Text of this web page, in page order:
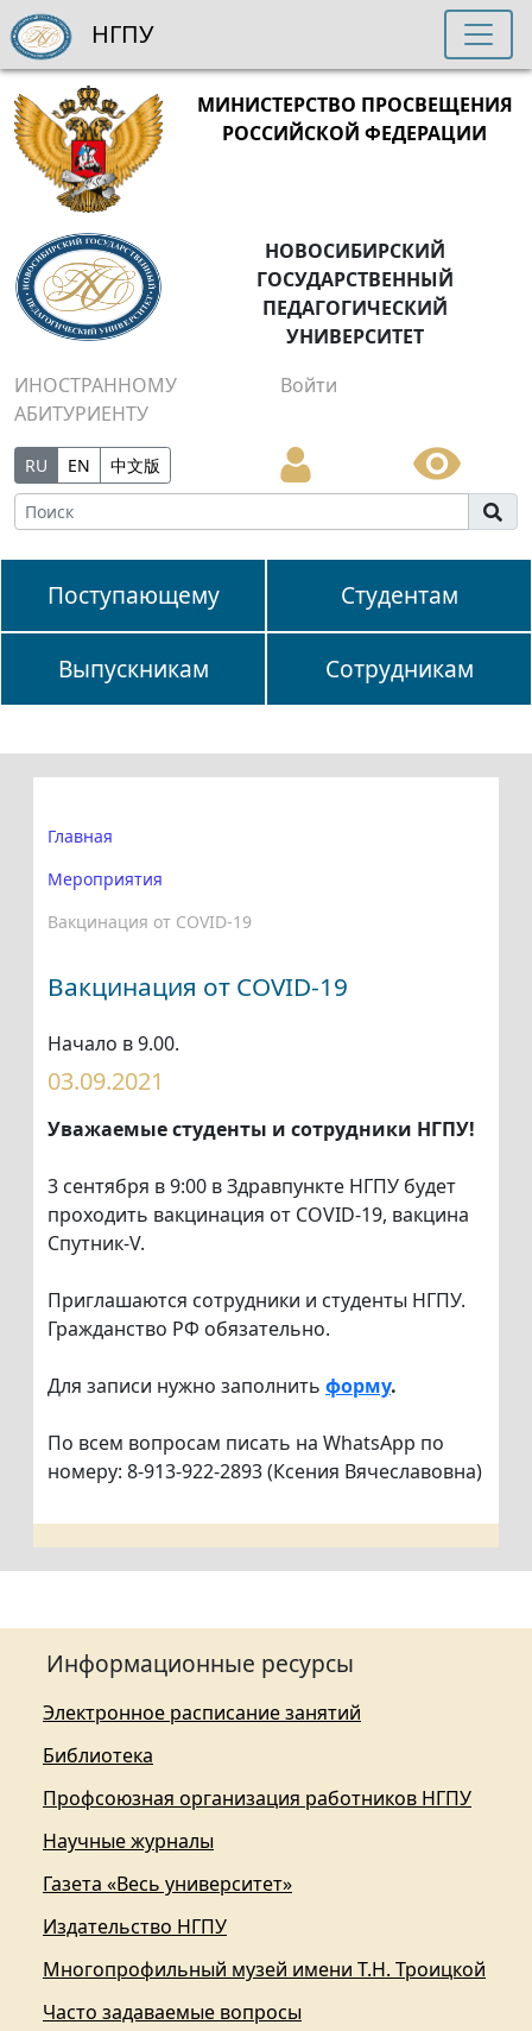
МИНИСТЕРСТВО ПРОСВЕЩЕНИЯ
РОССИЙСКОЙ ФЕДЕРАЦИИ
НОВОСИБИРСКИЙ
ГОСУДАРСТВЕННЫЙ
ПЕДАГОГИЧЕСКИЙ
УНИВЕРСИТЕТ
ИНОСТРАННОМУ
АБИТУРИЕНТУ
Войти
RU EN 中文版
Поступающему Студентам
Выпускникам Сотрудникам
НГПУ
Главная
Мероприятия
Вакцинация от COVID-19
Вакцинация от COVID-19
Начало в 9.00.
03.09.2021
Уважаемые студенты и сотрудники НГПУ!
3 сентября в 9:00 в Здравпункте НГПУ будет
проходить вакцинация от COVID-19, вакцина
Спутник-V.
Приглашаются сотрудники и студенты НГПУ.
Гражданство РФ обязательно.
Для записи нужно заполнить форму.
По всем вопросам писать на WhatsApp по
номеру: 8-913-922-2893 (Ксения Вячеславовна)
Информационные ресурсы
Электронное расписание занятий
Библиотека
Профсоюзная организация работников НГПУ
Научные журналы
Газета «Весь университет»
Издательство НГПУ
Многопрофильный музей имени Т.Н. Троицкой
Часто задаваемые вопросы